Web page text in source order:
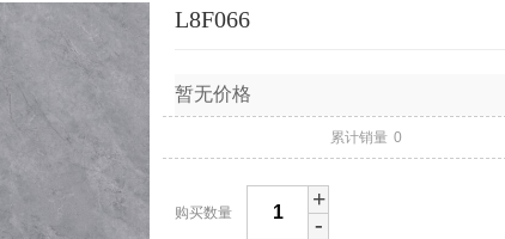
L8F066
暂无价格
累计销量 0
购买数量 -
+